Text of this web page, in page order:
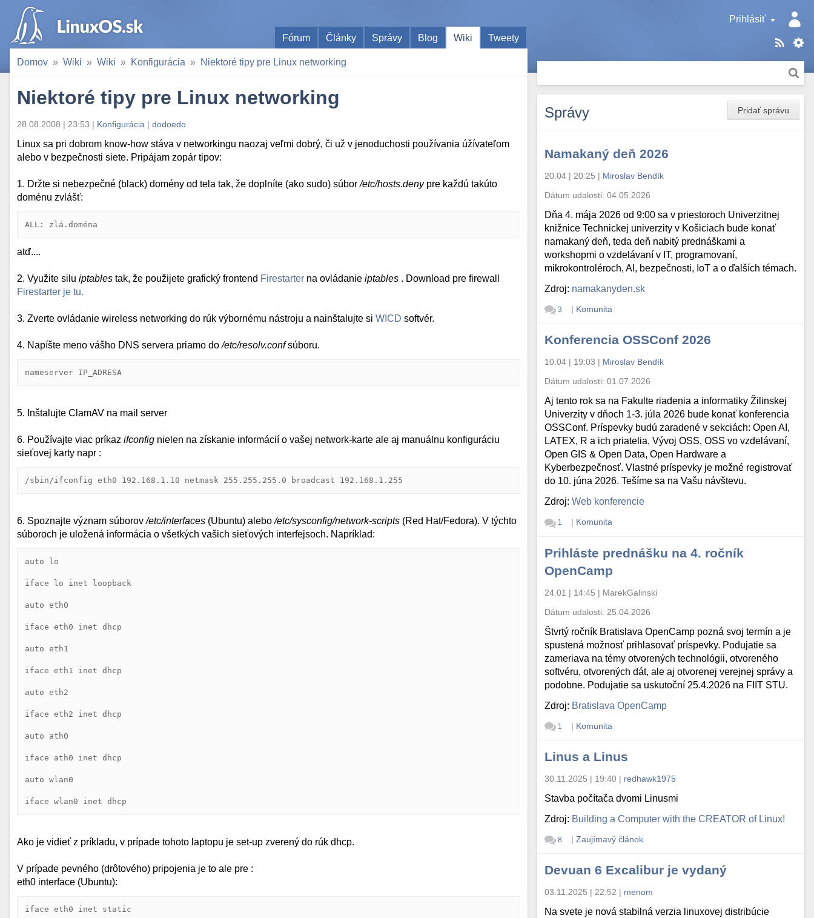
Prihlásiť
Fórum
Články Správy Blog Wiki Tweety
Domov Wiki Wiki Konfigurácia Niektoré tipy pre Linux networking
Niektoré tipy pre Linux networking
28.08.2008 | 23:53 | Konfigurácia | dodoedo
Linux sa pri dobrom know-how stáva v networkingu naozaj veľmi dobrý, či už v jenoduchosti používania úžívateľom
alebo v bezpečnosti siete. Pripájam zopár tipov:
1. Držte si nebezpečné (black) domény od tela tak, že doplníte (ako sudo) súbor/etc/hosts.deny pre každú takúto
doménu zvlášť:
ALL: zlá.doména
atď....
2. Využite silu iptables tak, že použijete grafický frontend Firestarter na ovládanie iptables . Download pre firewall
Firestarter je tu.
3. Zverte ovládanie wireless networking do rúk výbornému nástroju a nainštalujte si WICD softvér.
4. Napíšte meno vášho DNS servera priamo do/etc/resolv.confsúboru.
nameserver IP_ADRESA
5. Inštalujte ClamAV na mail server
6. Používajte viac príkaz ifconfig nielen na získanie informácií o vašej network-karte ale aj manuálnu konfiguráciu
sieťovej karty napr :
/sbin/ifconfig eth0 192.168.1.10 netmask 255.255.255.0 broadcast 192.168.1.255
6. Spoznajte význam súborov/etc/interfaces (Ubuntu) alebo/etc/sysconfig/network-scripts (Red Hat/Fedora). V týchto
súboroch je uložená informácia o všetkých vašich sieťových interfejsoch. Napríklad:
auto lo
iface lo inet loopback
auto eth0
iface eth0 inet dhcp
auto eth1
iface eth1 inet dhcp
auto eth2
iface eth2 inet dhcp
auto ath0
iface ath0 inet dhcp
auto wlan0
iface wlan0 inet dhcp
Ako je vidieť z príkladu, v prípade tohoto laptopu je set-up zverený do rúk dhcp.
V prípade pevného (drôtového) pripojenia je to ale pre :
eth0 interface (Ubuntu):
iface eth0 inet static
Pridať správu
Správy
Namakaný deň 2026
20.04 | 20:25 | Miroslav Bendík
Dátum udalosti:04.05.2026
Dňa 4. mája 2026 od 9:00 sa v priestoroch Univerzitnej
knižnice Technickej univerzity v Košiciach bude konať
namakaný deň, teda deň nabitý prednáškami a
workshopmi o vzdelávaní v IT, programovaní,
mikrokontroléroch, AI, bezpečnosti, IoT a o ďalších témach.
Zdroj: namakanyden.sk
3 | Komunita
Konferencia OSSConf 2026
10.04 | 19:03 | Miroslav Bendík
Dátum udalosti:01.07.2026
Aj tento rok sa na Fakulte riadenia a informatiky Žilinskej
Univerzity v dňoch 1-3. júla 2026 bude konať konferencia
OSSConf. Príspevky budú zaradené v sekciách: Open AI,
LATEX, R a ich priatelia, Vývoj OSS, OSS vo vzdelávaní,
Open GIS & Open Data, Open Hardware a
Kyberbezpečnosť. Vlastné príspevky je možné registrovať
do 10. júna 2026. Tešíme sa na Vašu návštevu.
Zdroj:Web konferencie
1 | Komunita
Prihláste prednášku na 4. ročník
OpenCamp
24.01 | 14:45 | MarekGalinski
Dátum udalosti: 25.04.2026
Štvrtý ročník Bratislava OpenCamp pozná svoj termín a je
spustená možnosť prihlasovať príspevky. Podujatie sa
zameriava na témy otvorených technológii, otvoreného
softvéru, otvorených dát, ale aj otvorenej verejnej správy a
podobne. Podujatie sa uskutoční 25.4.2026 na FIIT STU.
Zdroj: Bratislava OpenCamp
1 | Komunita
Linus a Linus
30.11.2025 | 19:40 | redhawk1975
Stavba počítača dvomi Linusmi
Zdroj: Building a Computer with the CREATOR of Linux!
8 | Zaujímavý článok
Devuan 6 Excalibur je vydaný
03.11.2025 | 22:52 | menom
Na svete je nová stabilná verzia linuxovej distribúcie